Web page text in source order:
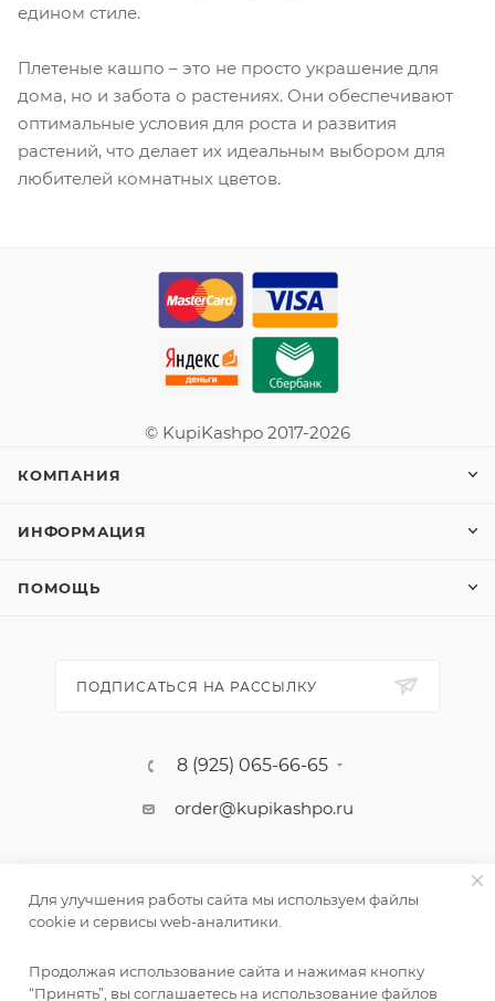
едином стиле.
Плетеные кашпо – это не просто украшение для
дома, но и забота о растениях. Они обеспечивают
оптимальные условия для роста и развития
растений, что делает их идеальным выбором для
любителей комнатных цветов.
© KupiKashpo 2017-2026
КОМПАНИЯ
ИНФОРМАЦИЯ
ПОМОЩЬ
ПОДПИСАТЬСЯ НА РАССЫЛКУ
8 (925) 065-66-65
order@kupikashpo.ru
Для улучшения работы сайта мы используем файлы
cookie и сервисы web-аналитики.
Продолжая использование сайта и нажимая кнопку
“Принять”, вы соглашаетесь на использование файлов